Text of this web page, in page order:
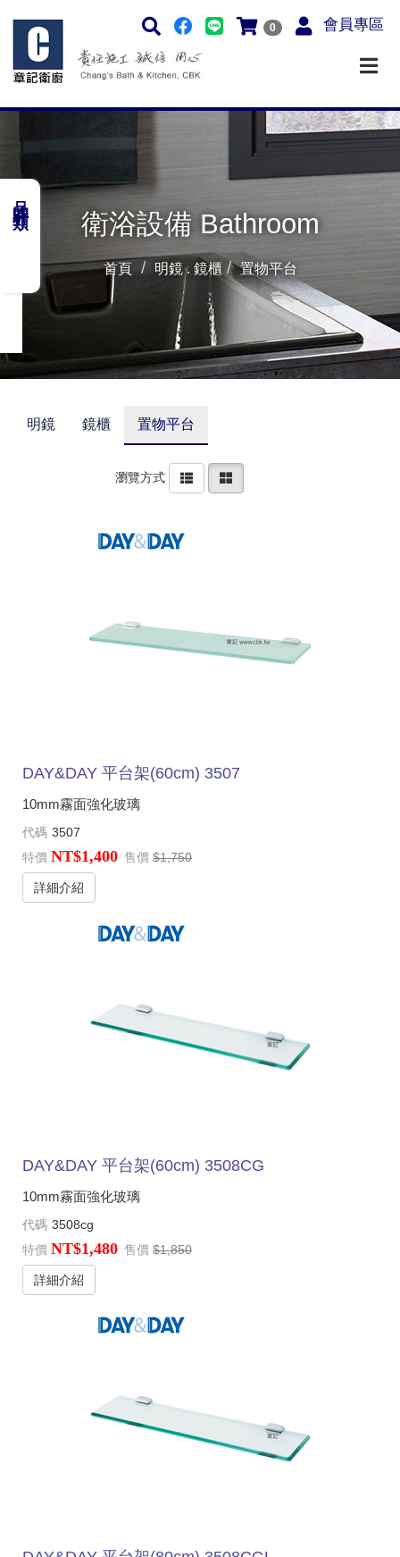
0 會員專區
衛浴設備 Bathroom
首頁 明鏡 . 鏡櫃 置物平台
品牌分類
明鏡 鏡櫃 置物平台
瀏覽方式
DAY&DAY 平台架(60cm) 3507
10mm霧面強化玻璃
代碼 3507
特價 NT$1,400 售價 $1,750
詳細介紹
DAY&DAY 平台架(60cm) 3508CG
10mm霧面強化玻璃
代碼 3508cg
特價 NT$1,480 售價 $1,850
詳細介紹